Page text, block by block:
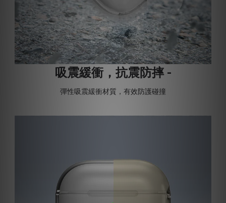
吸震緩衝，抗震防摔 -
彈性吸震緩衝材質，有效防護碰撞